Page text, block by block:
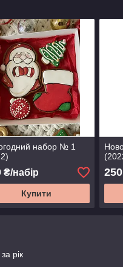
набор № 1
₴/набір
Купити
250
рік